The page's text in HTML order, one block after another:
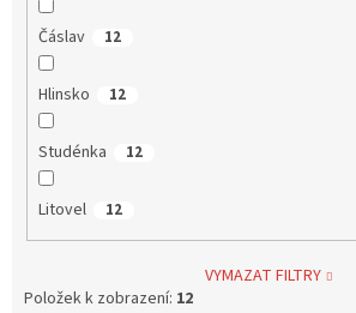
Čáslav 12
Hlinsko 12
Studénka 12
Litovel 12
VYMAZAT FILTRY
Položek k zobrazení: 12